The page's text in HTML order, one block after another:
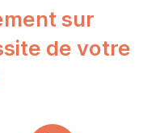
sur
de votre